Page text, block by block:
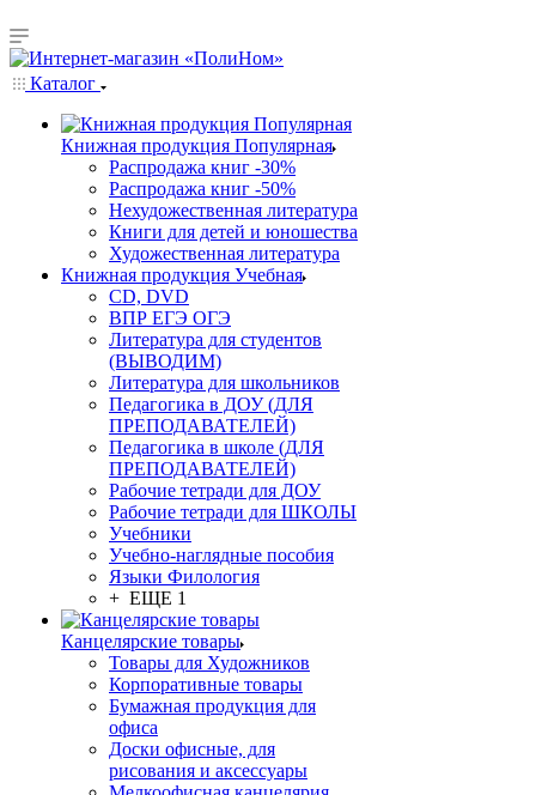
Каталог
Книжная продукция Популярная
Распродажа книг -30%
Распродажа книг -50%
Нехудожественная литература
Книги для детей и юношества
Художественная литература
Книжная продукция Учебная
CD, DVD
ВПР ЕГЭ ОГЭ
Литература для студентов
(ВЫВОДИМ)
Литература для школьников
Педагогика в ДОУ (ДЛЯ
ПРЕПОДАВАТЕЛЕЙ)
Педагогика в школе (ДЛЯ
ПРЕПОДАВАТЕЛЕЙ)
Рабочие тетради для ДОУ
Рабочие тетради для ШКОЛЫ
Учебники
Учебно-наглядные пособия
Языки Филология
+ ЕЩЕ 1
Канцелярские товары
Товары для Художников
Корпоративные товары
Бумажная продукция для
офиса
Доски офисные, для
рисования и аксессуары